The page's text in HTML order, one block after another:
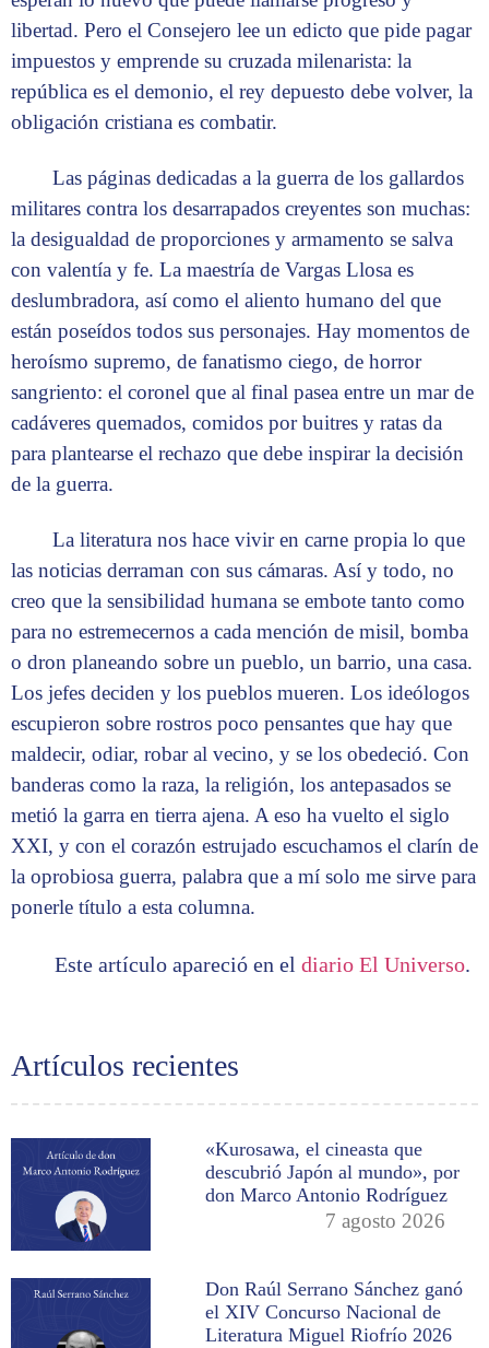
Artículos recientes
«Kurosawa, el cineasta que
descubrió Japón al mundo», por
don Marco Antonio Rodríguez
7 agosto 2026
Don Raúl Serrano Sánchez ganó
el XIV Concurso Nacional de
Literatura Miguel Riofrío 2026
libertad. Pero el Consejero lee un edicto que pide pagar
impuestos y emprende su cruzada milenarista: la
república es el demonio, el rey depuesto debe volver, la
obligación cristiana es combatir.
Las páginas dedicadas a la guerra de los gallardos
militares contra los desarrapados creyentes son muchas:
la desigualdad de proporciones y armamento se salva
con valentía y fe. La maestría de Vargas Llosa es
deslumbradora, así como el aliento humano del que
están poseídos todos sus personajes. Hay momentos de
heroísmo supremo, de fanatismo ciego, de horror
sangriento: el coronel que al final pasea entre un mar de
cadáveres quemados, comidos por buitres y ratas da
para plantearse el rechazo que debe inspirar la decisión
de la guerra.
La literatura nos hace vivir en carne propia lo que
las noticias derraman con sus cámaras. Así y todo, no
creo que la sensibilidad humana se embote tanto como
para no estremecernos a cada mención de misil, bomba
o dron planeando sobre un pueblo, un barrio, una casa.
Los jefes deciden y los pueblos mueren. Los ideólogos
escupieron sobre rostros poco pensantes que hay que
maldecir, odiar, robar al vecino, y se los obedeció. Con
banderas como la raza, la religión, los antepasados se
metió la garra en tierra ajena. A eso ha vuelto el siglo
XXI, y con el corazón estrujado escuchamos el clarín de
la oprobiosa guerra, palabra que a mí solo me sirve para
ponerle título a esta columna.
Este artículo apareció en el diario El Universo.